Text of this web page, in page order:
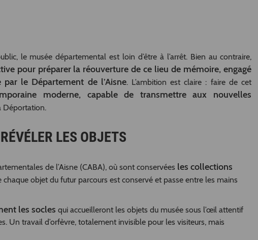
le musée départemental est loin d’être à l’arrêt. Bien au contraire,
pour préparer la réouverture de ce lieu de mémoire, engagé
le Département de l’Aisne. L’ambition est claire : faire de cet
moderne, capable de transmettre aux nouvelles
Déportation.
LES OBJETS
de l’Aisne (CABA), où sont conservées les collections
chaque objet du futur parcours est conservé et passe entre les mains
les socles qui accueilleront les objets du musée sous l’œil attentif
Un travail d’orfèvre, totalement invisible pour les visiteurs, mais